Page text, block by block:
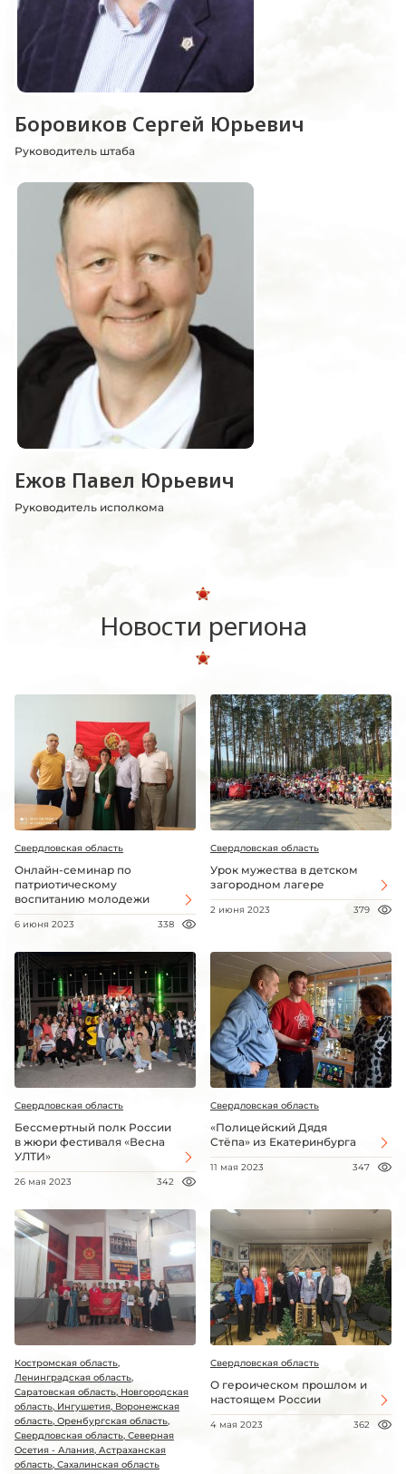
Боровиков Сергей Юрьевич
Руководитель штаба
Ежов Павел Юрьевич
Руководитель исполкома
Новости региона
Свердловская область
Онлайн-семинар по
патриотическому
воспитанию молодежи
6 июня 2023 338
Свердловская область
Урок мужества в детском
загородном лагере
2 июня 2023 379
Свердловская область
Бессмертный полк России
в жюри фестиваля «Весна
УЛТИ»
26 мая 2023 342
Свердловская область
«Полицейский Дядя
Стёпа» из Екатеринбурга
11 мая 2023 347
Костромская область,
Ленинградская область,
Саратовская область, Новгородская
область, Ингушетия, Воронежская
область, Оренбургская область,
Свердловская область, Северная
Осетия - Алания, Астраханская
область, Сахалинская область
Свердловская область
О героическом прошлом и
настоящем России
4 мая 2023 362